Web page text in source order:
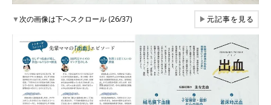
▼次の画像は下へスクロール (26/37) ▶元記事を見る